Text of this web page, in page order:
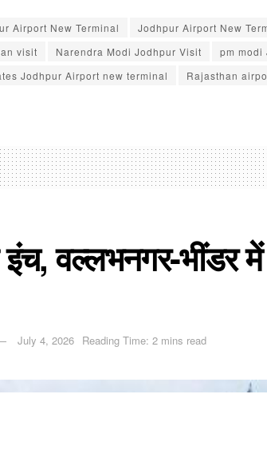
Airport New Terminal Jodhpur Airport New
visit
Narendra Modi Jodhpur Visit pm modi
Jodhpur Airport new terminal
Rajasthan
वल्लभनगर-भींडर में
July 4, 2026 Reading Time: 2 mins read